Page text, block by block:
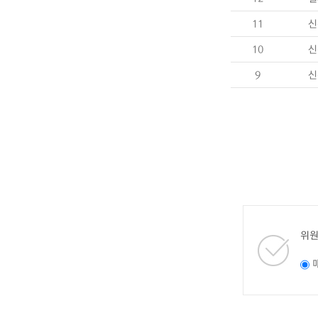
11
10
9
위